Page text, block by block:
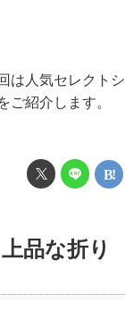
は人気セレクトシ
紹介します。
品な折り